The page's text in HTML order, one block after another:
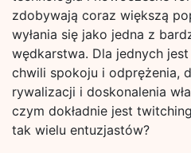
zdobywają coraz większą
wyłania się jako jedna z
wędkarstwa. Dla jednych
chwili spokoju i odprężenia,
rywalizacji i doskonalenia
czym dokładnie jest
tak wielu entuzjastów?